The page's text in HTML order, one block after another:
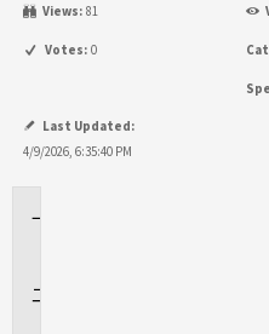
Views: 81
Votes: 0
Last Updated:
4/9/2026, 6:35:40 PM